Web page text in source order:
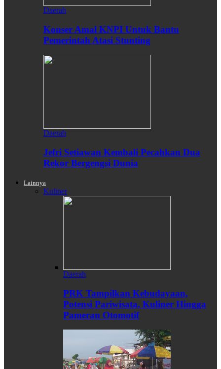
Daerah
Konser Amal KNPI Untuk Bantu
Pemerintah Atasi Stunting
Daerah
Jefri Setiawan Kembali Pecahkan Dua
Rekor Bergengsi Dunia
Lainnya
Kuliner
Daerah
PRK Tampilkan Kebudayaan,
Potensi Pariwisata, Kuliner Hingga
Pameran Otomotif